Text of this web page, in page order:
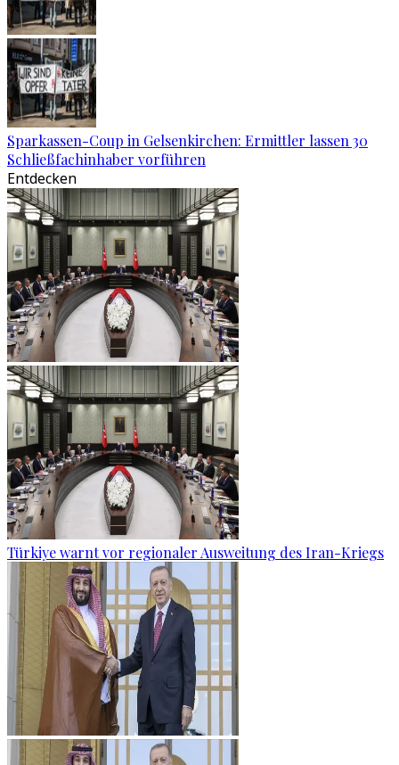
Sparkassen-Coup in Gelsenkirchen: Ermittler lassen 30
Schließfachinhaber vorführen
Entdecken
Türkiye warnt vor regionaler Ausweitung des Iran-Kriegs